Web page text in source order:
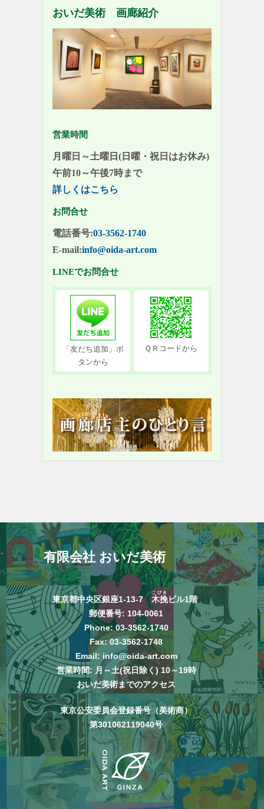
おいだ美術 画廊紹介
営業時間
月曜日～土曜日(日曜・祝日はお休み)
午前10～午後7時まで
詳しくはこちら
お問合せ
電話番号:03-3562-1740
E-mail:info@oida-art.com
LINEでお問合せ
「友だち追加」ボ
タンから
ＱＲコードから
有限会社 おいだ美術
東京都中央区銀座1-13-7木挽
こびき
ビル1階
郵便番号: 104-0061
Phone: 03-3562-1740
Fax: 03-3562-1748
Email: info@oida-art.com
営業時間: 月～土(祝日除く) 10～19時
おいだ美術までのアクセス
東京公安委員会登録番号（美術商）
第301062119040号